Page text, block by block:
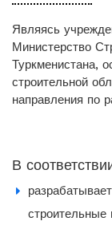
Являясь
Министерство
Туркменистана,
строительной
направления по
В
строительные